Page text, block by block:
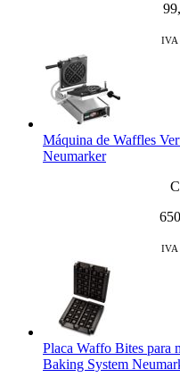
IVA
Máquina de Waffles
Neumarker
IVA
Placa Waffo Bites para
Baking System